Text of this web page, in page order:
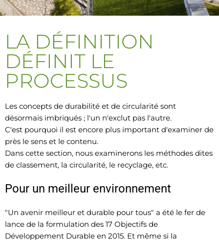
LA DÉFINITION
DÉFINIT LE
PROCESSUS
Les concepts de durabilité et de circularité sont
désormais imbriqués ; l'un n'exclut pas l'autre.
C'est pourquoi il est encore plus important d'examiner de
près le sens et le contenu.
Dans cette section, nous examinerons les méthodes dites
de classement, la circularité, le recyclage, etc.
Pour un meilleur environnement
"Un avenir meilleur et durable pour tous" a été le fer de
lance de la formulation des 17 Objectifs de
Développement Durable en 2015. Et même si la